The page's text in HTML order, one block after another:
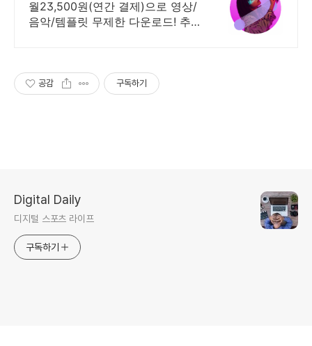
월23,500원(연간 결제)으로 영상/
음악/템플릿 무제한 다운로드! 추
공감 구독하기
Digital Daily
디지털 스포츠 라이프
구독하기